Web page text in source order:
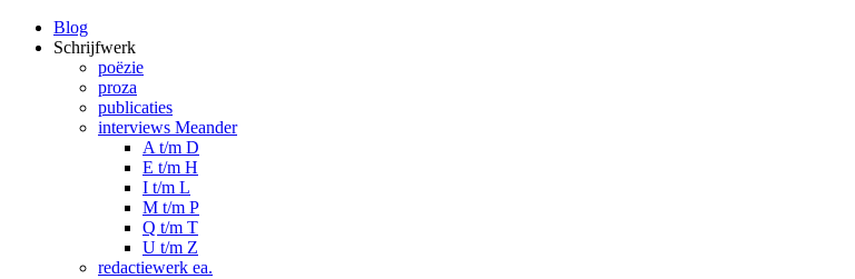
Blog
Schrijfwerk
poëzie
proza
publicaties
interviews Meander
A t/m D
E t/m H
I t/m L
M t/m P
Q t/m T
U t/m Z
redactiewerk ea.